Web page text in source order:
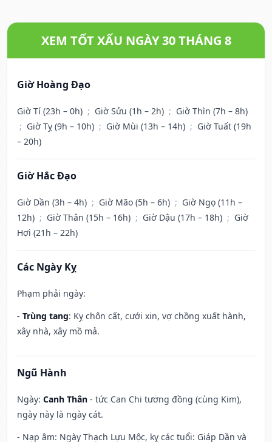
XEM TỐT XẤU NGÀY 30 THÁNG 8
Giờ Hoàng Đạo
Giờ Tí (23h – 0h) ; Giờ Sửu (1h – 2h) ; Giờ Thìn (7h – 8h)
; Giờ Tỵ (9h – 10h) ; Giờ Mùi (13h – 14h) ; Giờ Tuất (19h
– 20h)
Giờ Hắc Đạo
Giờ Dần (3h – 4h) ; Giờ Mão (5h – 6h) ; Giờ Ngọ (11h –
12h) ; Giờ Thân (15h – 16h) ; Giờ Dậu (17h – 18h) ; Giờ
Hợi (21h – 22h)
Các Ngày Kỵ
Phạm phải ngày:
- Trùng tang: Kỵ chôn cất, cưới xin, vợ chồng xuất hành,
xây nhà, xây mồ mả.
Ngũ Hành
Ngày: Canh Thân - tức Can Chi tương đồng (cùng Kim),
ngày này là ngày cát.
- Nạp âm: Ngày Thạch Lựu Mộc, kỵ các tuổi: Giáp Dần và